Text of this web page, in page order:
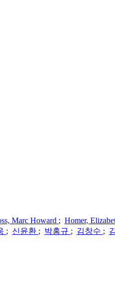
Marc Howard ; Homer,
; 신윤환 ; 박홍규 ; 김창수 ;